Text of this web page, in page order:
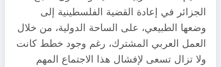
الجزائر في إعادة القضية الفلسطينية إلى
وضعها الطبيعي، على الساحة الدولية، من خلال
العمل العربي المشترك، رغم وجود خطط كانت
ولا تزال تسعى لإفشال هذا الاجتماع المهم